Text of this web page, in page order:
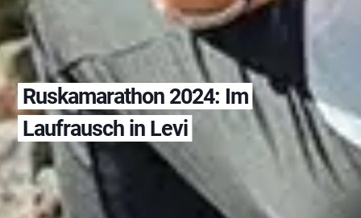
Ruskamarathon 2024: Im
Laufrausch in Levi